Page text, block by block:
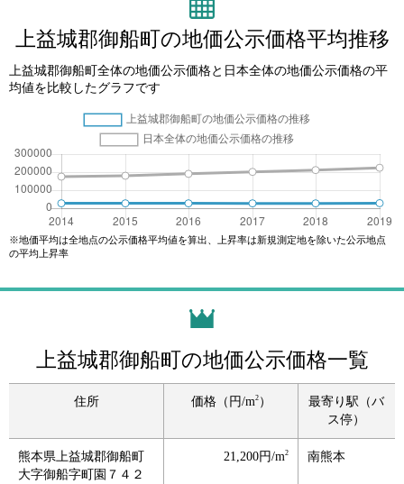
上益城郡御船町の地価公示価格平均推移
上益城郡御船町全体の地価公示価格と日本全体の地価公示価格の平
均値を比較したグラフです
※地価平均は全地点の公示価格平均値を算出、上昇率は新規測定地を除いた公示地点
の平均上昇率
上益城郡御船町の地価公示価格一覧
住所 価格（円/m2）
最寄り駅（バ
ス停）
熊本県上益城郡御船町
大字御船字町園７４２
21,200円/m2 南熊本